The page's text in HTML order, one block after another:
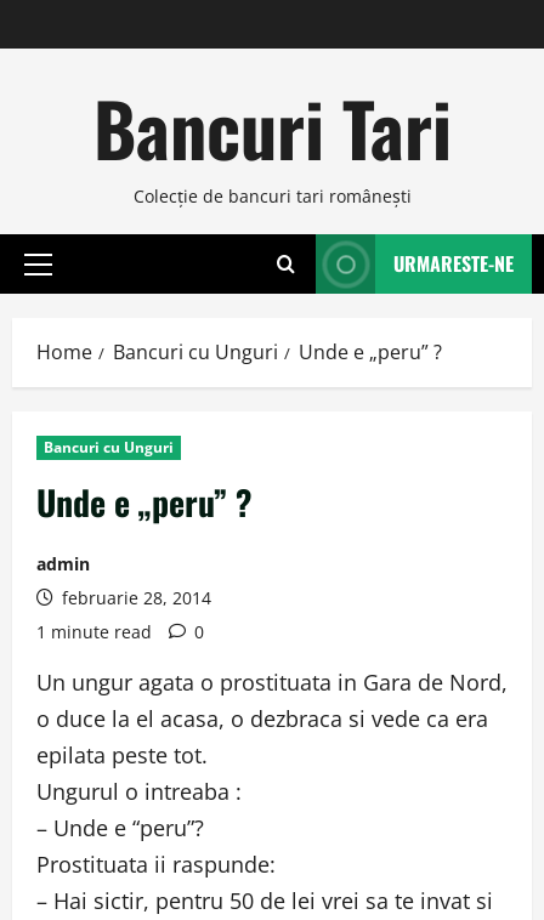
to
Bancuri Tari
Colecţie de bancuri tari româneşti
Primary
URMARESTE-NE
Home Bancuri cu Unguri Unde e „peru” ?
Bancuri cu Unguri
Unde e „peru” ?
admin
februarie 28, 2014
1 minute read
0
Un ungur agata o prostituata in Gara de Nord,
o duce la el acasa, o dezbraca si vede ca era
epilata peste tot.
Ungurul o intreaba :
– Unde e “peru”?
Prostituata ii raspunde:
– Hai sictir, pentru 50 de lei vrei sa te invat si